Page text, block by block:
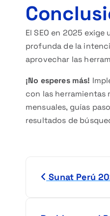
El SEO en 2025
profunda de la
aprovechar las
¡No esperes más!
con las
mensuales, guías
resultados de
Sunat Perú